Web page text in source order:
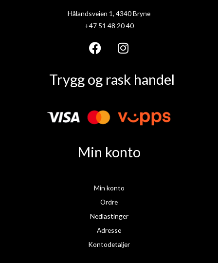
Hålandsveien 1, 4340 Bryne
+47 51 48 20 40
F
c
b
o
I
s
g
m
Trygg og rask handel
Min konto
Min konto
Ordre
Nedlastinger
Adresse
Kontodetaljer